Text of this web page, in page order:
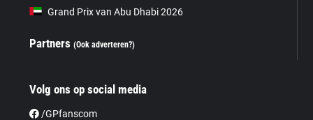
Grand Prix van Abu Dhabi 2026
Partners(Ook adverteren?)
Volg ons op social media
/GPfanscom